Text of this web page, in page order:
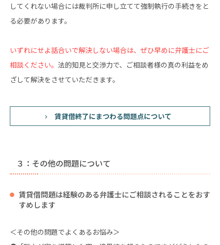
してくれない場合には裁判所に申し立てて強制執行の手続きをと
る必要があります。
いずれにせよ話合いで解決しない場合は、ぜひ早めに弁護士にご
相談ください。 法的知見と交渉力で、ご相談者様の真の利益をめ
ざして解決をさせていただきます。
賃貸借終了にまつわる問題点について
３：その他の問題について
賃貸借問題は経験のある弁護士にご相談されることをおす
すめします
＜その他の問題でよくあるお悩み＞